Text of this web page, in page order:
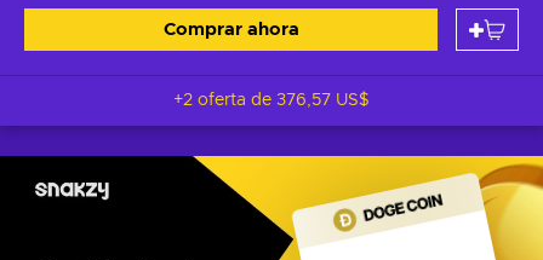
Comprar ahora
+2 oferta de 376,57 US$